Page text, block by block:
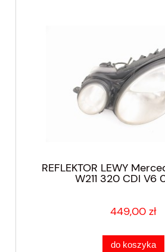
REFLEKTOR LEWY
W211 320 CDI V6
449,00 zł
do koszyka